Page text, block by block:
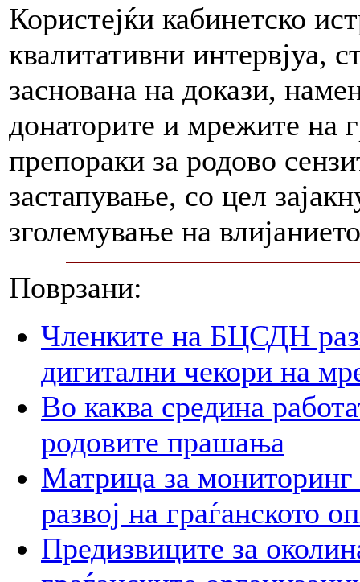
Користејќи кабинетско
квалитативни интервјуа,
заснована на докази,
донаторите и мрежите на
препораки за родово
застапување, со цел
зголемување на
Поврзани:
Членките на БЦСДН
дигитални чекори на
Во каква средина
родовите прашања
Матрица за мониторинг
развој на граѓанското
Предизвиците за